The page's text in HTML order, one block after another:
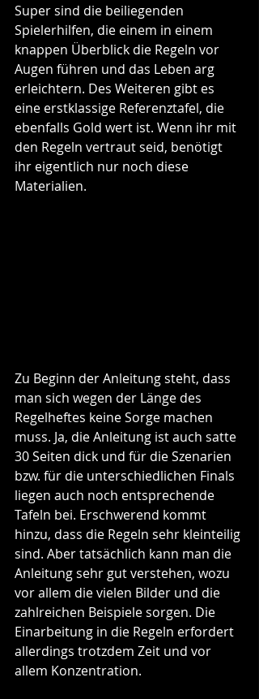
Super sind die beiliegenden
Spielerhilfen, die einem in einem
knappen Überblick die Regeln vor
Augen führen und das Leben arg
erleichtern. Des Weiteren gibt es
eine erstklassige Referenztafel, die
ebenfalls Gold wert ist. Wenn ihr mit
den Regeln vertraut seid, benötigt
ihr eigentlich nur noch diese
Materialien.
Zu Beginn der Anleitung steht, dass
man sich wegen der Länge des
Regelheftes keine Sorge machen
muss. Ja, die Anleitung ist auch satte
30 Seiten dick und für die Szenarien
bzw. für die unterschiedlichen Finals
liegen auch noch entsprechende
Tafeln bei. Erschwerend kommt
hinzu, dass die Regeln sehr kleinteilig
sind. Aber tatsächlich kann man die
Anleitung sehr gut verstehen, wozu
vor allem die vielen Bilder und die
zahlreichen Beispiele sorgen. Die
Einarbeitung in die Regeln erfordert
allerdings trotzdem Zeit und vor
allem Konzentration.